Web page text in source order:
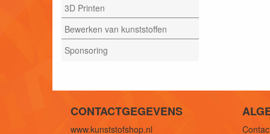
3D Printen
Bewerken van kunststoffen
Sponsoring
CONTACTGEGEVENS
www.kunststofshop.nl